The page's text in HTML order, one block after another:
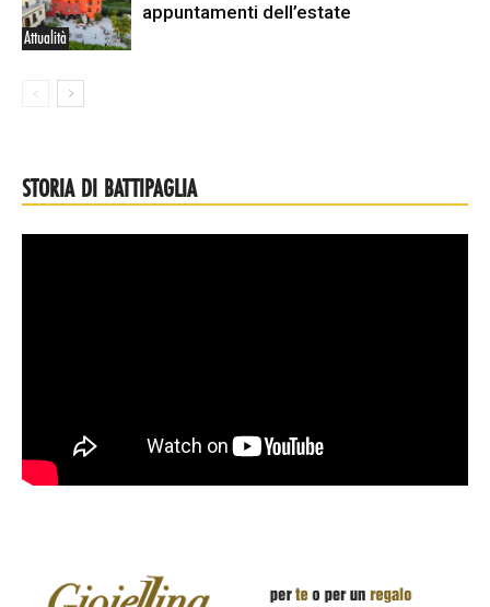
Attualità
appuntamenti dell’estate
STORIA DI BATTIPAGLIA